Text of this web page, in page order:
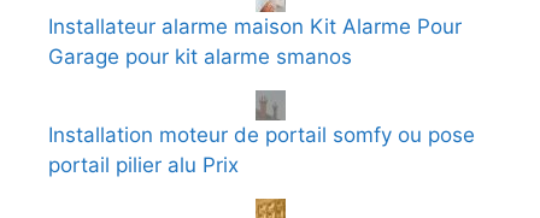
Installateur alarme maison Kit Alarme Pour
Garage pour kit alarme smanos
Installation moteur de portail somfy ou pose
portail pilier alu Prix